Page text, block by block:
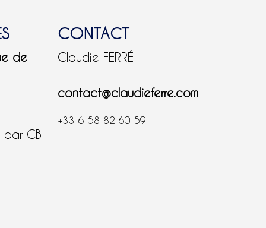
de
par CB
CONTACT
Claudie FERRÉ
contact@claudieferre.com
+33 6 58 82 60 59